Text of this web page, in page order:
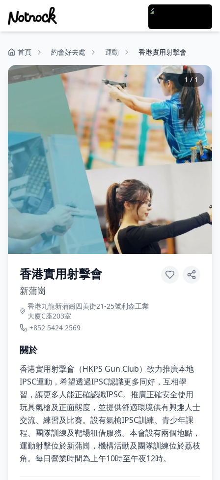
首頁 約會好去處 運動 香港實用射擊會
1 / 1
香港實用射擊會
新蒲崗
香港九龍新蒲崗四美街21-25號利森工業
大廈C座203室
+852 5424 2569
關於
香港實用射擊會（HKPS Gun Club）致力推廣本地
IPSC運動，希望透過IPSC認識更多同好，互相學
習，讓更多人能正確認識IPSC。推廣正確安全使用
玩具氣槍及正面態度，並提供舒適環境供有興趣人士
交流、練習及比賽。設有氣槍IPSC訓練、青少年課
程、團隊訓練及靶場租借服務。本會設有兩個地點，
運動射擊位於新蒲崗，機構活動及團隊訓練位於荔枝
角。每日營業時間為上午10時至午夜12時。